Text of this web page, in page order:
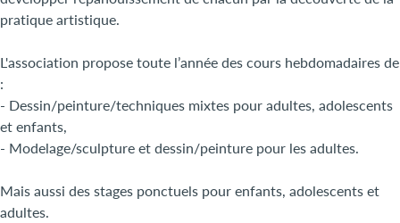
pratique artistique.
L'association propose toute l’année des cours hebdomadaires de
:
- Dessin/peinture/techniques mixtes pour adultes, adolescents
et enfants,
- Modelage/sculpture et dessin/peinture pour les adultes.
Mais aussi des stages ponctuels pour enfants, adolescents et
adultes.